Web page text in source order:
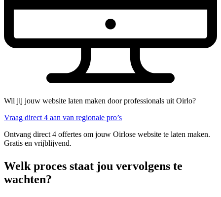
Wil jij jouw website laten maken door professionals uit Oirlo?
Vraag direct 4 aan van regionale pro’s
Ontvang direct 4 offertes om jouw Oirlose website te laten maken.
Gratis en vrijblijvend.
Welk proces staat jou vervolgens te
wachten?